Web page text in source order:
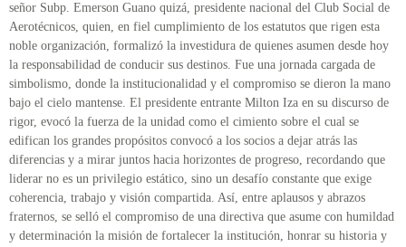
señor Subp. Emerson Guano quizá, presidente nacional del Club Social de
Aerotécnicos, quien, en fiel cumplimiento de los estatutos que rigen esta
noble organización, formalizó la investidura de quienes asumen desde hoy
la responsabilidad de conducir sus destinos. Fue una jornada cargada de
simbolismo, donde la institucionalidad y el compromiso se dieron la mano
bajo el cielo mantense. El presidente entrante Milton Iza en su discurso de
rigor, evocó la fuerza de la unidad como el cimiento sobre el cual se
edifican los grandes propósitos convocó a los socios a dejar atrás las
diferencias y a mirar juntos hacia horizontes de progreso, recordando que
liderar no es un privilegio estático, sino un desafío constante que exige
coherencia, trabajo y visión compartida. Así, entre aplausos y abrazos
fraternos, se selló el compromiso de una directiva que asume con humildad
y determinación la misión de fortalecer la institución, honrar su historia y